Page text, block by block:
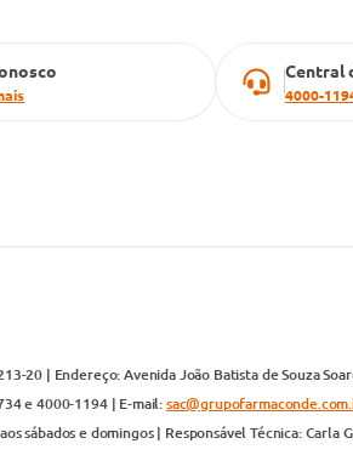
Central
4000-
20 | Endereço: Avenida João Batista de Souza
e 4000-1194 | E-mail:
sábados e domingos | Responsável Técnica: